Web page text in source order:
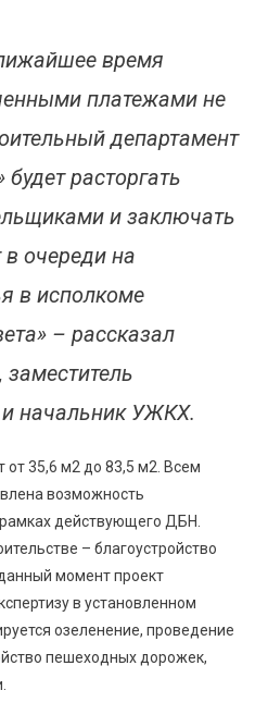
время
платежами не
департамент
расторгать
и заключать
в очереди на
в исполкоме
– рассказал
и начальник УЖКХ.
от 35,6 м2 до 83,5 м2. Всем
возможность
действующего ДБН.
– благоустройство
момент проект
в установленном
озеленение, проведение
пешеходных дорожек,